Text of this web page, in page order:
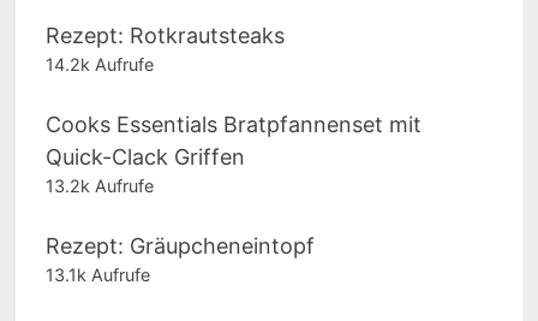
Rezept: Rotkrautsteaks
14.2k Aufrufe
Cooks Essentials Bratpfannenset mit
Quick-Clack Griffen
13.2k Aufrufe
Rezept: Gräupcheneintopf
13.1k Aufrufe